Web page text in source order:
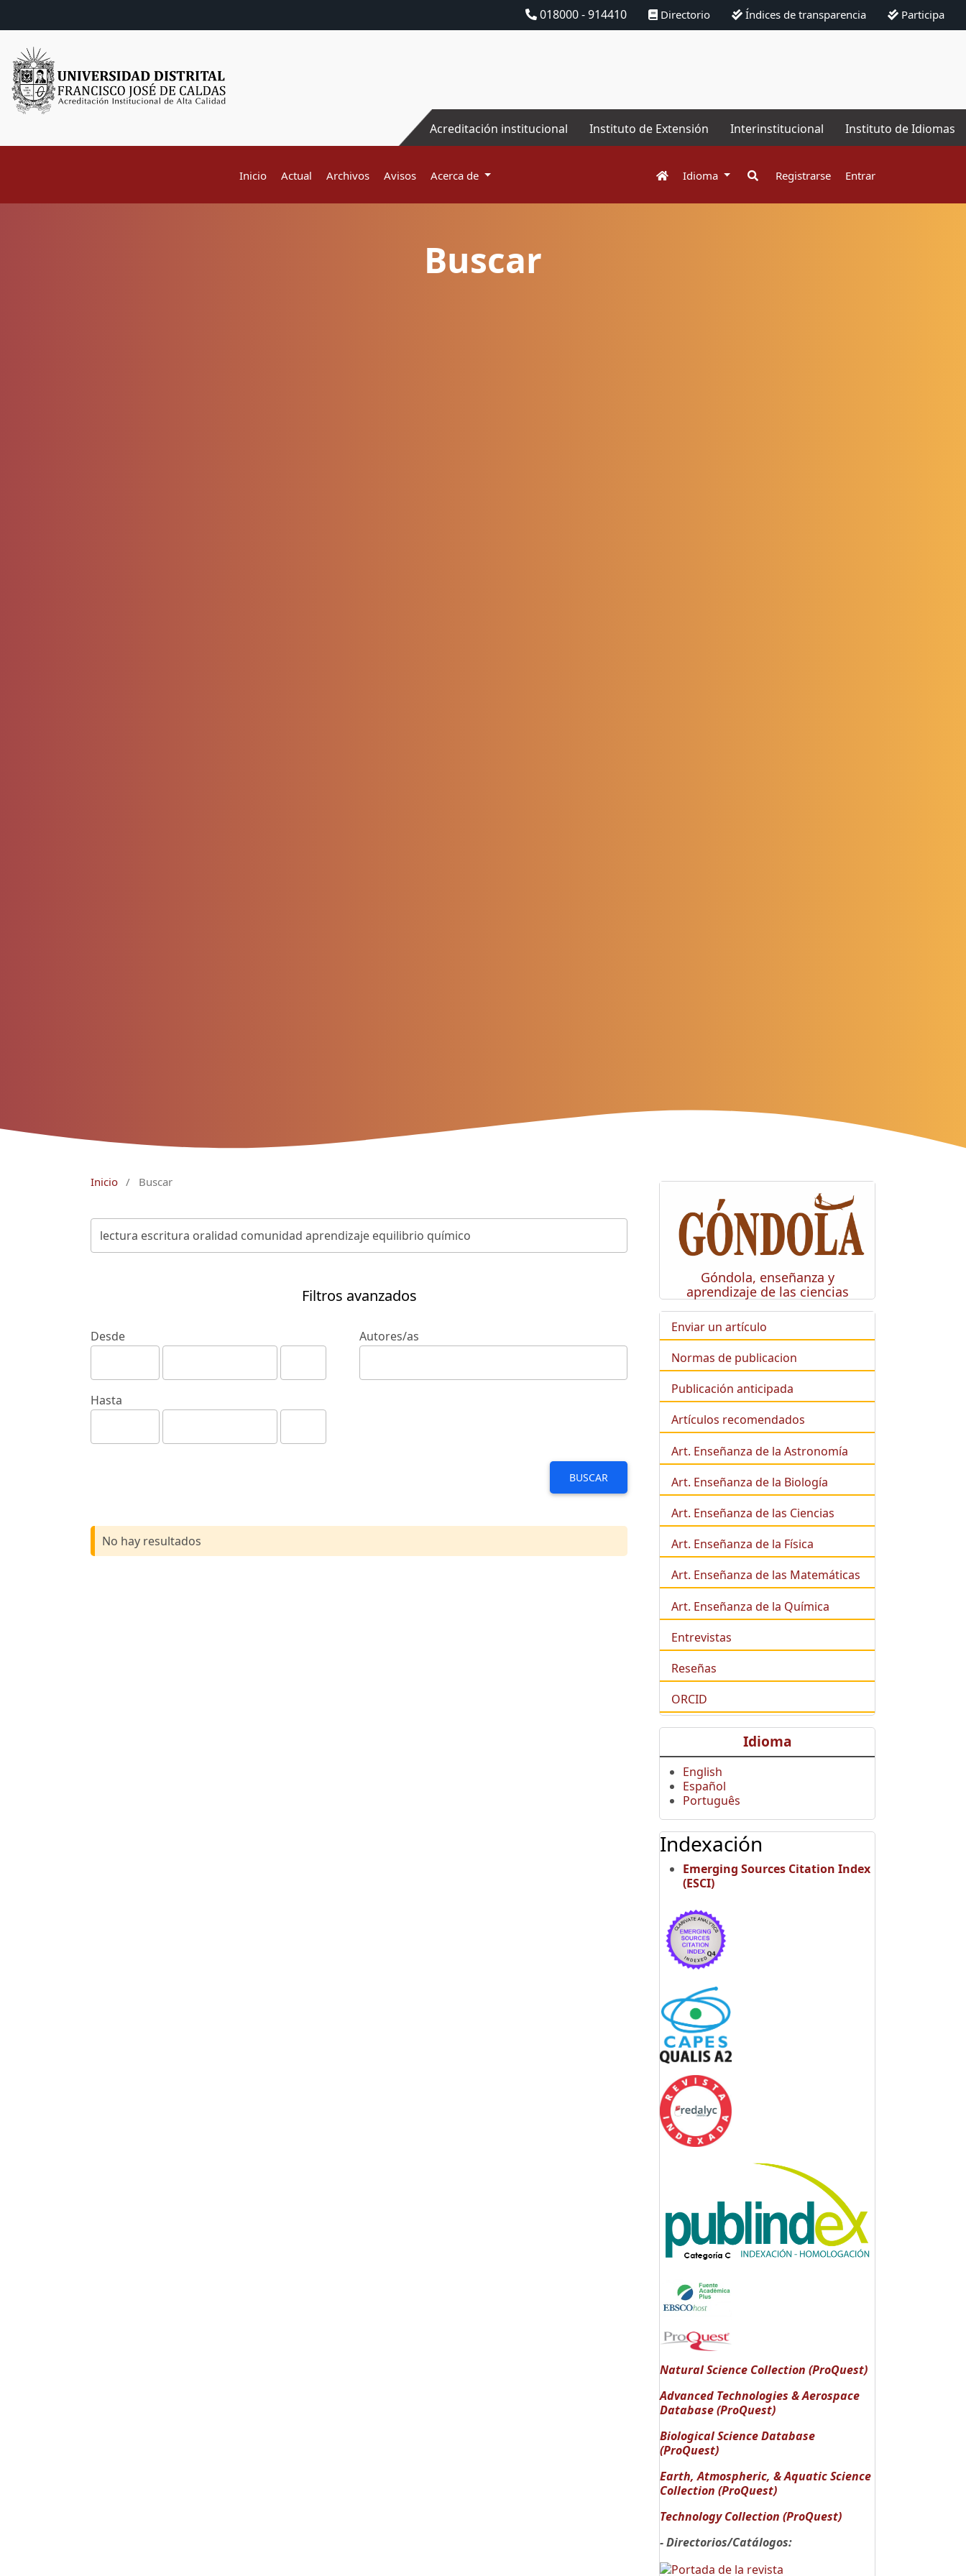
018000 - 914410 Directorio Índices de transparencia Participa
Acreditación institucional Instituto de Extensión Interinstitucional Instituto de Idiomas
Inicio Actual Archivos Avisos Acerca de Idioma Registrarse Entrar
Buscar
Inicio / Buscar
Filtros avanzados
Desde
Hasta
Autores/as
BUSCAR
No hay resultados
Góndola, enseñanza y
aprendizaje de las ciencias
Enviar un artículo
Normas de publicacion
Publicación anticipada
Artículos recomendados
Art. Enseñanza de la Astronomía
Art. Enseñanza de la Biología
Art. Enseñanza de las Ciencias
Art. Enseñanza de la Física
Art. Enseñanza de las Matemáticas
Art. Enseñanza de la Química
Entrevistas
Reseñas
ORCID
Idioma
English
Español
Português
Indexación
Emerging Sources Citation Index
(ESCI)
Natural Science Collection (ProQuest)
Advanced Technologies & Aerospace
Database (ProQuest)
Biological Science Database
(ProQuest)
Earth, Atmospheric, & Aquatic Science
Collection (ProQuest)
Technology Collection (ProQuest)
- Directorios/Catálogos: